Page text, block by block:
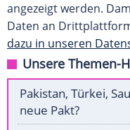
angezeigt werden.
Daten an
dazu in unseren
Unsere Themen-
Pakistan, Türkei,
neue Pakt?